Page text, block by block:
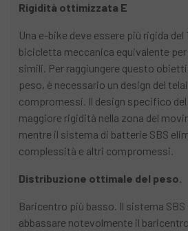
Rigidità ottimizzata E
Una e-bike deve essere più rigida
bicicletta meccanica equivalente
simili. Per raggiungere questo
peso, è necessario un design del
compromessi. Il design specifico
maggiore rigidità nella zona del
mentre il sistema di batterie SBS
complessità e altri compromessi.
Distribuzione ottimale del peso.
Baricentro più basso. Il sistema
abbassare notevolmente il